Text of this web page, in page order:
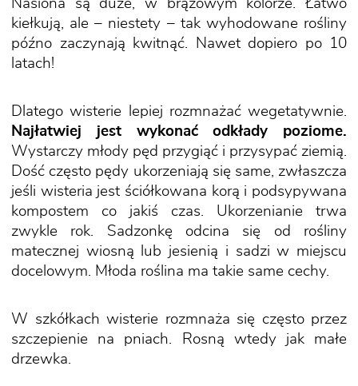
Nasiona są duże, w brązowym kolorze. Łatwo
kiełkują, ale – niestety – tak wyhodowane rośliny
późno zaczynają kwitnąć. Nawet dopiero po 10
latach!
Dlatego wisterie lepiej rozmnażać wegetatywnie.
Najłatwiej jest wykonać odkłady poziome.
Wystarczy młody pęd przygiąć i przysypać ziemią.
Dość często pędy ukorzeniają się same, zwłaszcza
jeśli wisteria jest ściółkowana korą i podsypywana
kompostem co jakiś czas. Ukorzenianie trwa
zwykle rok. Sadzonkę odcina się od rośliny
matecznej wiosną lub jesienią i sadzi w miejscu
docelowym. Młoda roślina ma takie same cechy.
W szkółkach wisterie rozmnaża się często przez
szczepienie na pniach. Rosną wtedy jak małe
drzewka.